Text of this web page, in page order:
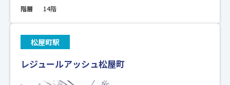
階層
14階
松屋町駅
レジュールアッシュ松屋町